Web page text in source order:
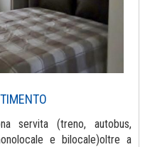
servita (treno, autobus,
e bilocale)oltre a